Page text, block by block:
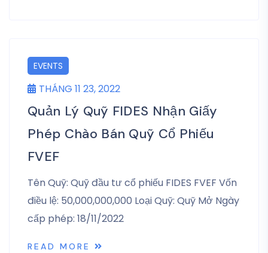
EVENTS
THÁNG 11 23, 2022
Quản Lý Quỹ FIDES Nhận Giấy
Phép Chào Bán Quỹ Cổ Phiếu
FVEF
Tên Quỹ: Quỹ đầu tư cổ phiếu FIDES FVEF Vốn
điều lệ: 50,000,000,000 Loại Quỹ: Quỹ Mở Ngày
cấp phép: 18/11/2022
READ MORE